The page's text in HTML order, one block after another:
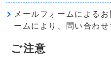
メールフォームによる
ームにより、問い合わせ
ご注意